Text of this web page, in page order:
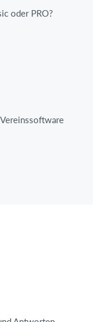
oder PRO?